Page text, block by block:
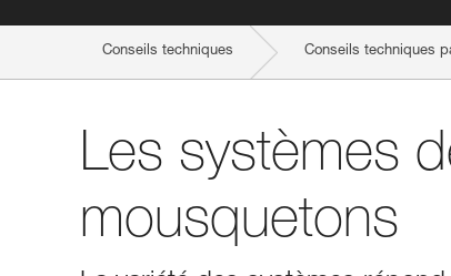
Conseils techniques Conseils techniques
Les systèmes
mousquetons